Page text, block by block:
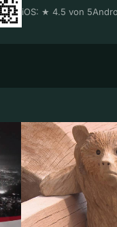
iOS: ★ 4.5 von 5